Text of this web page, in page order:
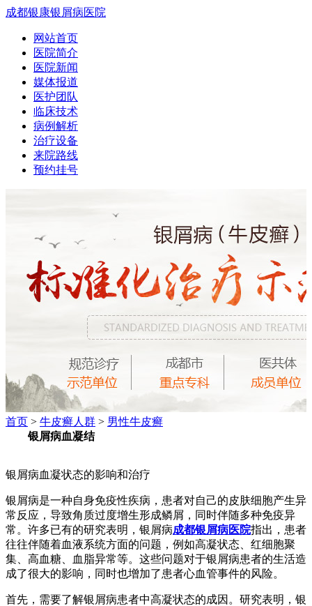
成都银康银屑病医院
网站首页
医院简介
医院新闻
媒体报道
医护团队
临床技术
病例解析
治疗设备
来院路线
预约挂号
首页 > 牛皮癣人群 > 男性牛皮癣
银屑病血凝结
银屑病血凝状态的影响和治疗
银屑病是一种自身免疫性疾病，患者对自己的皮肤细胞产生异
常反应，导致角质过度增生形成鳞屑，同时伴随多种免疫异
常。许多已有的研究表明，银屑病成都银屑病医院指出，患者
往往伴随着血液系统方面的问题，例如高凝状态、红细胞聚
集、高血糖、血脂异常等。这些问题对于银屑病患者的生活造
成了很大的影响，同时也增加了患者心血管事件的风险。
首先，需要了解银屑病患者中高凝状态的成因。研究表明，银